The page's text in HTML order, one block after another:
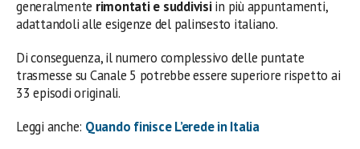
generalmente rimontati e suddivisiin più appuntamenti,
adattandoli alle esigenze del palinsesto italiano.
Di conseguenza, il numero complessivo delle puntate
trasmesse su Canale 5 potrebbe essere superiore rispetto ai
33 episodi originali.
Leggi anche: Quando finisce L’erede in Italia